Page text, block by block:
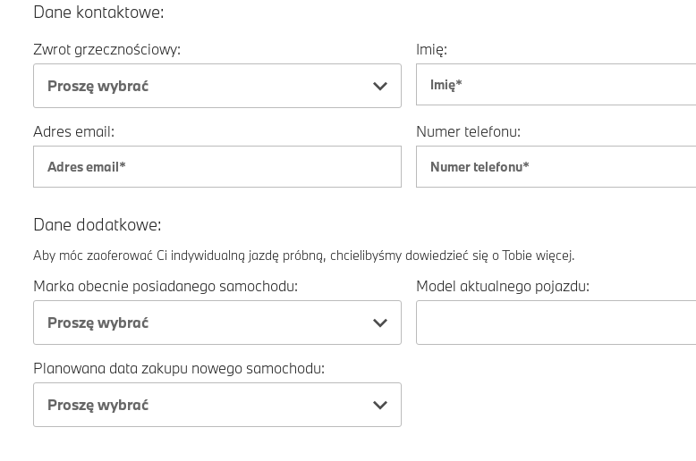
Dane kontaktowe:
Zwrot grzecznościowy:
Proszę wybrać
Imię:
Adres email: Numer telefonu:
Dane dodatkowe:
Aby móc zaoferować Ci indywidualną jazdę próbną, chcielibyśmy dowiedzieć się o Tobie więcej.
Marka obecnie posiadanego samochodu:
Proszę wybrać
Model aktualnego pojazdu:
Planowana data zakupu nowego samochodu:
Proszę wybrać